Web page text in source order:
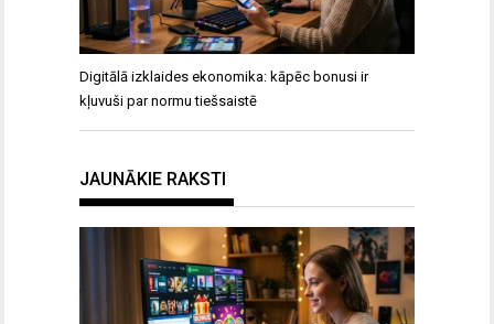
Digitālā izklaides ekonomika: kāpēc bonusi ir
kļuvuši par normu tiešsaistē
JAUNĀKIE RAKSTI